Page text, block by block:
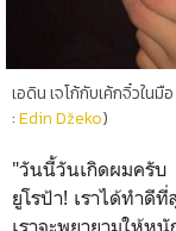
เอดิน เจโก้กับเค้กจิ๋วใน
:Edin Džeko)
"วันนี้วันเกิดผมครับ
ยูโรป้า! เราได้ทำดี